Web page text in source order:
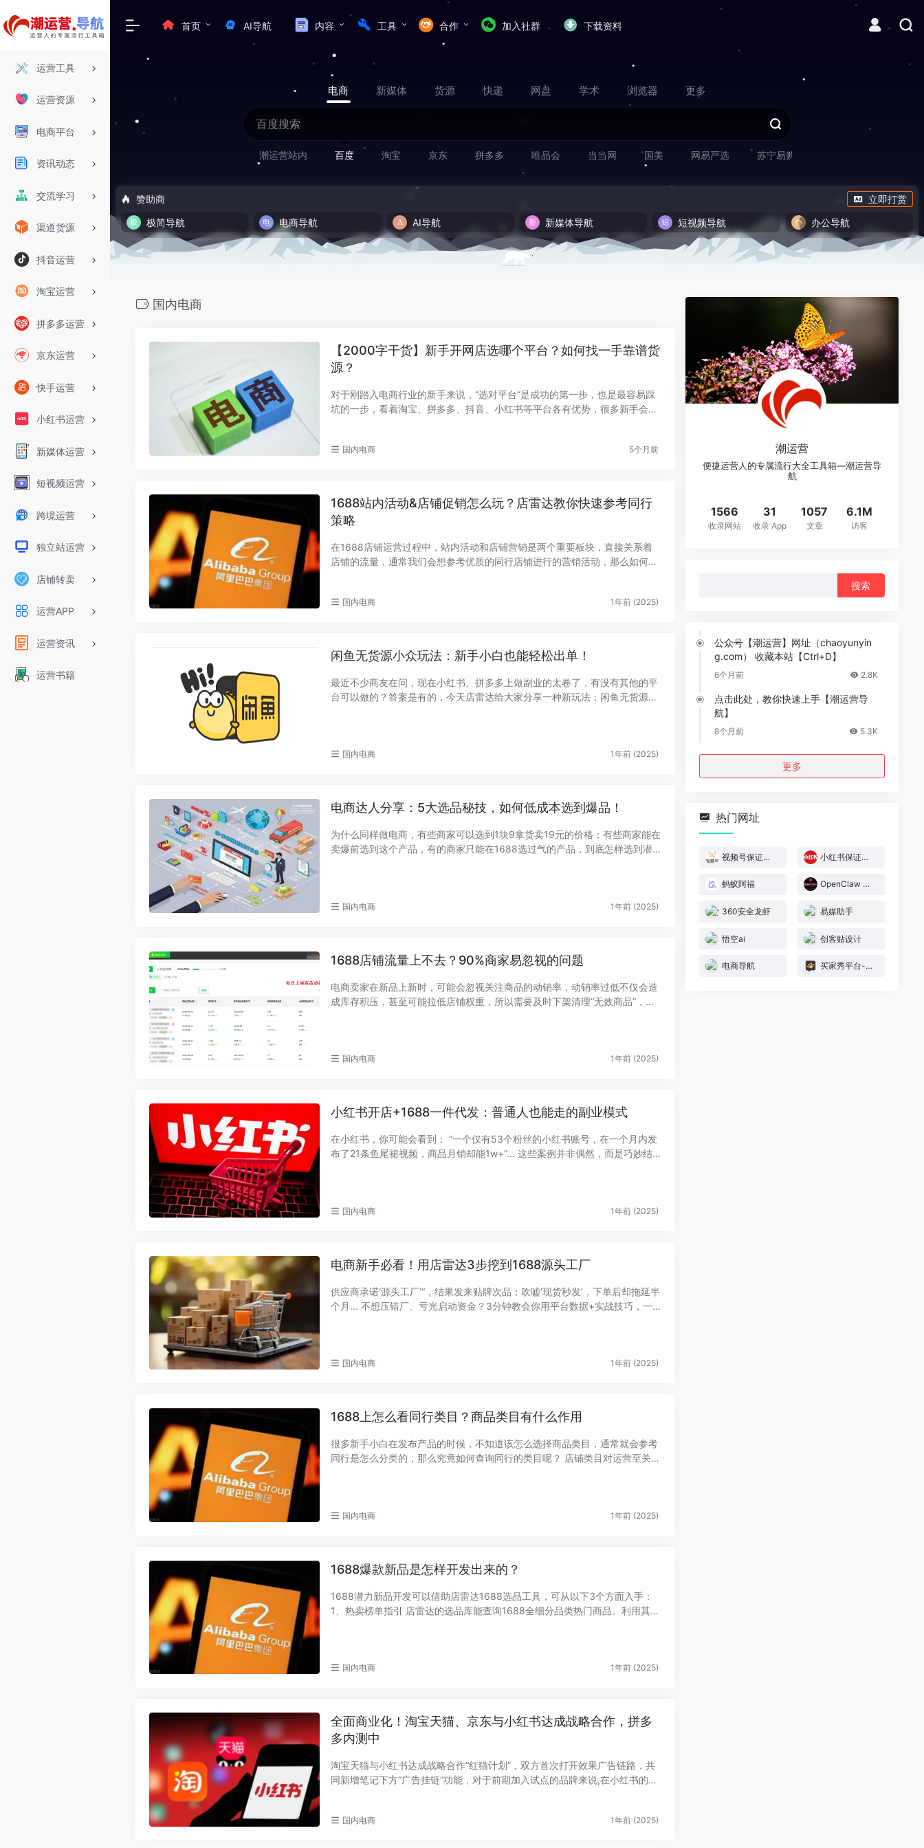
运营工具
运营资源
电商平台
资讯动态
交流学习
渠道货源
抖音运营
淘宝运营
拼多多运营
京东运营
快手运营
小红书运营
新媒体运营
短视频运营
跨境运营
独立站运营
店铺转卖
运营APP
运营资讯
运营书籍
首页 AI导航 内容 工具 合作 加入社群 下载资料
电商 新媒体 货源 快递 网盘 学术 浏览器 更多
潮运营站内 百度 淘宝 京东 拼多多 唯品会 当当网 国美 网易严选 苏宁易购
赞助商
立即打赏
极简导航
电商导航 AI导航 新媒体导航 短视频导航 办公导航
国内电商
【2000字干货】新手开网店选哪个平台？如何找一手靠谱货
源？
对于刚踏入电商行业的新手来说，“选对平台”是成功的第一步，也是最容易踩
坑的一步，看着淘宝、拼多多、抖音、小红书等平台各有优势，很多新手会陷
国内电商 5个月前
1688站内活动&店铺促销怎么玩？店雷达教你快速参考同行
策略
在1688店铺运营过程中，站内活动和店铺营销是两个重要板块，直接关系着
店铺的流量，通常我们会想参考优质的同行店铺进行的营销活动，那么如何快
国内电商 1年前 (2025)
闲鱼无货源小众玩法：新手小白也能轻松出单！
最近不少商友在问，现在小红书、拼多多上做副业的太卷了，有没有其他的平
台可以做的？答案是有的，今天店雷达给大家分享一种新玩法：闲鱼无货源电
国内电商 1年前 (2025)
电商达人分享：5大选品秘技，如何低成本选到爆品！
为什么同样做电商，有些商家可以选到1块9拿货卖19元的价格；有些商家能在
卖爆前选到这个产品，有的商家只能在1688选过气的产品，到底怎样选到潜
国内电商 1年前 (2025)
1688店铺流量上不去？90%商家易忽视的问题
电商卖家在新品上新时，可能会忽视关注商品的动销率，动销率过低不仅会造
成库存积压，甚至可能拉低店铺权重，所以需要及时下架清理“无效商品”，那
国内电商 1年前 (2025)
小红书开店+1688一件代发：普通人也能走的副业模式
在小红书，你可能会看到： “一个仅有53个粉丝的小红书账号，在一个月内发
布了21条鱼尾裙视频，商品月销却能1w+”... 这些案例并非偶然，而是巧妙结
国内电商 1年前 (2025)
电商新手必看！用店雷达3步挖到1688源头工厂
供应商承诺‘源头工厂’“，结果发来贴牌次品；吹嘘‘现货秒发’，下单后却拖延半
个月... 不想压错厂、亏光启动资金？3分钟教会你用平台数据+实战技巧，一
国内电商 1年前 (2025)
1688上怎么看同行类目？商品类目有什么作用
很多新手小白在发布产品的时候，不知道该怎么选择商品类目，通常就会参考
同行是怎么分类的，那么究竟如何查询同行的类目呢？ 店铺类目对运营至关重
国内电商 1年前 (2025)
1688爆款新品是怎样开发出来的？
1688潜力新品开发可以借助店雷达1688选品工具，可从以下3个方面入手：
1、热卖榜单指引 店雷达的选品库能查询1688全细分品类热门商品。利用其热
国内电商 1年前 (2025)
全面商业化！淘宝天猫、京东与小红书达成战略合作，拼多
多内测中
淘宝天猫与小红书达成战略合作“红猫计划”，双方首次打开效果广告链路，共
同新增笔记下方“广告挂链”功能，对于前期加入试点的品牌来说,在小红书的投
国内电商 1年前 (2025)
潮运营
便捷运营人的专属流行大全工具箱—潮运营导
航
1566
收录网站
31
收录 App
1057
文章
6.1M
访客
公众号【潮运营】网址（chaoyunyin
g.com） 收藏本站【Ctrl+D】
6个月前 2.8K
点击此处，教你快速上手【潮运营导
航】
8个月前 5.3K
更多
热门网址
视频号保证金规则 小红书保证金规则
蚂蚁阿福 OpenClaw 官网
360安全龙虾 易媒助手
悟空ai 创客贴设计
电商导航 买家秀平台-模特喵喵